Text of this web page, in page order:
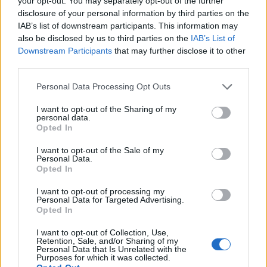
disclosure of your personal information by third parties on the
IAB’s list of downstream participants. This information may
also be disclosed by us to third parties on the IAB’s List of
Downstream Participants that may further disclose it to other
Personal Data Processing Opt Outs
I want to opt-out of the Sharing of my
personal data.
Opted In
I want to opt-out of the Sale of my
Personal Data.
Opted In
I want to opt-out of processing my
Personal Data for Targeted Advertising.
Opted In
I want to opt-out of Collection, Use,
Retention, Sale, and/or Sharing of my
Personal Data that Is Unrelated with the
Purposes for which it was collected.
Μια Ευρώπη όπως την οραματίστηκαν οι
δημιουργοί της , μια Ένωση Λαών ανοιχτών
οριζόντων , ισχυρή και σοβαρή που θα μπορεί
συμφέρον όλων.
Μιας ενωμένης κοινωνίας εργασίας και
προόδου που θα διαμορφώνει πολιτικές προς
όχι των ποικιλώνυμων ελίτ.
Η κρίση αντιπροσώπευσης βέβαια των κρατών -
μελών είναι εμφανής, γιαυτό και ευδοκιμούν οι
αυταρχικές τιμωρητικές επιλογές του
«Ιερατείου» !
Αλλαγή ρότας επομένως για τη συνέχεια ,